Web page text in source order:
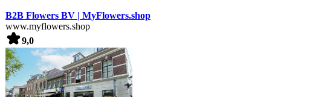
B2B Flowers BV | MyFlowers.shop
www.myflowers.shop
9,0